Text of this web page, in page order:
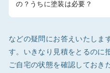
の？うちに塗装は必要？
などの疑問にお答えいたしま
す。いきなり見積をとるのに
ご自宅の状態を確認しておき